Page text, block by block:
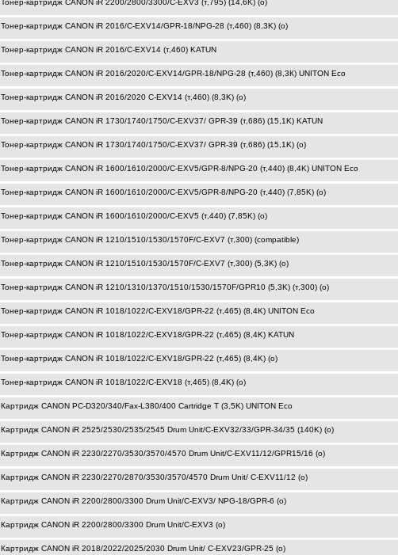
Тонер-картридж CANON iR 2200/2800/3300/C-EXV3 (т,795) (14,6K) (o)
Тонер-картридж CANON iR 2016/C-EXV14/GPR-18/NPG-28 (т,460) (8,3K) (o)
Тонер-картридж CANON iR 2016/C-EXV14 (т,460) KATUN
Тонер-картридж CANON iR 2016/2020/C-EXV14/GPR-18/NPG-28 (т,460) (8,3К) UNITON Eco
Тонер-картридж CANON iR 2016/2020 C-EXV14 (т,460) (8,3K) (o)
Тонер-картридж CANON iR 1730/1740/1750/C-EXV37/ GPR-39 (т,686) (15,1K) KATUN
Тонер-картридж CANON iR 1730/1740/1750/C-EXV37/ GPR-39 (т,686) (15,1K) (o)
Тонер-картридж CANON iR 1600/1610/2000/C-EXV5/GPR-8/NPG-20 (т,440) (8,4K) UNITON Eco
Тонер-картридж CANON iR 1600/1610/2000/C-EXV5/GPR-8/NPG-20 (т,440) (7,85K) (o)
Тонер-картридж CANON iR 1600/1610/2000/C-EXV5 (т,440) (7,85K) (o)
Тонер-картридж CANON iR 1210/1510/1530/1570F/C-EXV7 (т,300) (compatible)
Тонер-картридж CANON iR 1210/1510/1530/1570F/C-EXV7 (т,300) (5,3K) (o)
Тонер-картридж CANON iR 1210/1310/1370/1510/1530/1570F/GPR10 (5,3K) (т,300) (o)
Тонер-картридж CANON iR 1018/1022/C-EXV18/GPR-22 (т,465) (8,4K) UNITON Eco
Тонер-картридж CANON iR 1018/1022/C-EXV18/GPR-22 (т,465) (8,4K) KATUN
Тонер-картридж CANON iR 1018/1022/C-EXV18/GPR-22 (т,465) (8,4K) (o)
Тонер-картридж CANON iR 1018/1022/C-EXV18 (т,465) (8,4K) (o)
Картридж CANON PC-D320/340/Fax-L380/400 Cartridge T (3,5K) UNITON Eco
Картридж CANON iR 2525/2530/2535/2545 Drum Unit/C-EXV32/33/GPR-34/35 (140K) (o)
Картридж CANON iR 2230/2270/3530/3570/4570 Drum Unit/C-EXV11/12/GPR15/16 (o)
Картридж CANON iR 2230/2270/2870/3530/3570/4570 Drum Unit/ C-EXV11/12 (o)
Картридж CANON iR 2200/2800/3300 Drum Unit/C-EXV3/ NPG-18/GPR-6 (o)
Картридж CANON iR 2200/2800/3300 Drum Unit/C-EXV3 (o)
Картридж CANON iR 2018/2022/2025/2030 Drum Unit/ C-EXV23/GPR-25 (o)